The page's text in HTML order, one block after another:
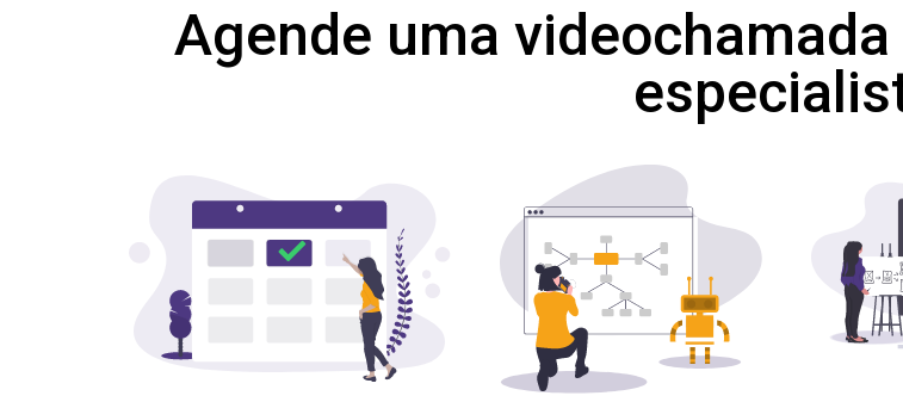
Agende uma